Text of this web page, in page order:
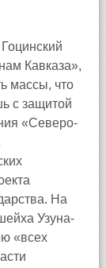
Кавказа»,
массы, что
с защитой
«Северо-
На
Узуна-
«всех